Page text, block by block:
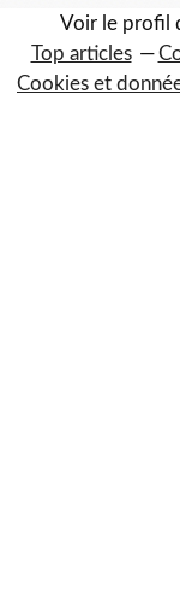
Voir le profil
Top articles
Cookies et